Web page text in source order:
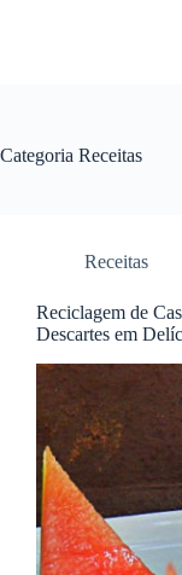
Categoria Receitas
Receitas
Reciclagem de
Descartes em